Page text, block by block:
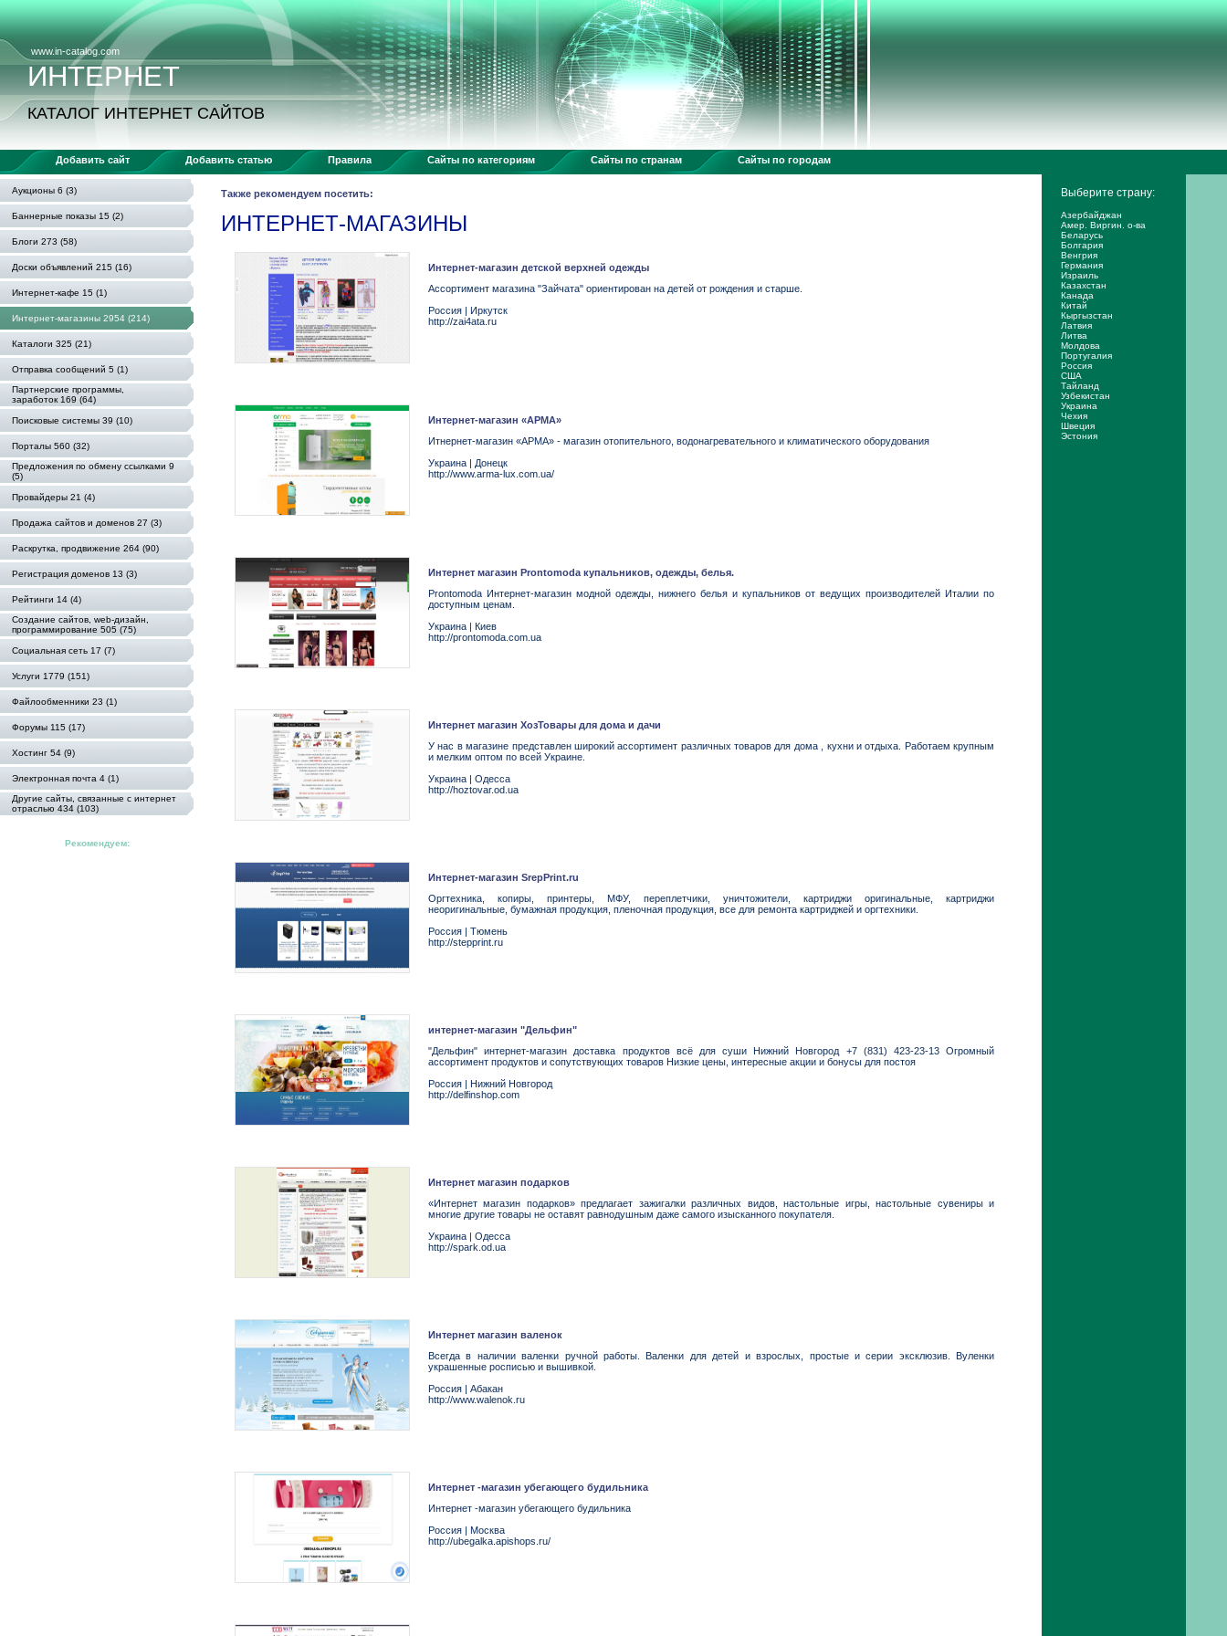
www.in-catalog.com
ИНТЕРНЕТ
КАТАЛОГ ИНТЕРНЕТ САЙТОВ
Добавить сайт Добавить статью Правила Сайты по категориям Сайты по странам Сайты по городам
Аукционы 6 (3)
Баннерные показы 15 (2)
Блоги 273 (58)
Доски объявлений 215 (16)
Интернет-кафе 15 (1)
Интернет-магазины 2954 (214)
Каталоги 325 (21)
Отправка сообщений 5 (1)
Партнерские программы,
заработок 169 (64)
Поисковые системы 39 (10)
Порталы 560 (32)
Предложения по обмену ссылками 9
(5)
Провайдеры 21 (4)
Продажа сайтов и доменов 27 (3)
Раскрутка, продвижение 264 (90)
Регистрация доменов 13 (3)
Рейтинги 14 (4)
Создание сайтов, web-дизайн,
программирование 505 (75)
Социальная сеть 17 (7)
Услуги 1779 (151)
Файлообменники 23 (1)
Форумы 115 (17)
Хостинг 54 (9)
Электронная почта 4 (1)
Другие сайты, связанные с интернет
отраслью 434 (103)
Рекомендуем:
Также рекомендуем посетить:
ИНТЕРНЕТ-МАГАЗИНЫ
Интернет-магазин детской верхней одежды
Ассортимент магазина "Зайчата" ориентирован на детей от рождения и старше.
Россия | Иркутск
http://zai4ata.ru
Интернет-магазин «АРМА»
Итнернет-магазин «АРМА» - магазин отопительного, водонагревательного и климатического оборудования
Украина | Донецк
http://www.arma-lux.com.ua/
Интернет магазин Prontomoda купальников, одежды, белья.
Prontomoda Интернет-магазин модной одежды, нижнего белья и купальников от ведущих производителей Италии по
доступным ценам.
Украина | Киев
http://prontomoda.com.ua
Интернет магазин ХозТовары для дома и дачи
У нас в магазине представлен широкий ассортимент различных товаров для дома , кухни и отдыха. Работаем крупным
и мелким оптом по всей Украине.
Украина | Одесса
http://hoztovar.od.ua
Интернет-магазин SrepPrint.ru
Оргтехника, копиры, принтеры, МФУ, переплетчики, уничтожители, картриджи оригинальные, картриджи
неоригинальные, бумажная продукция, пленочная продукция, все для ремонта картриджей и оргтехники.
Россия | Тюмень
http://stepprint.ru
интернет-магазин "Дельфин"
"Дельфин" интернет-магазин доставка продуктов всё для суши Нижний Новгород +7 (831) 423-23-13 Огромный
ассортимент продуктов и сопутствующих товаров Низкие цены, интересные акции и бонусы для постоя
Россия | Нижний Новгород
http://delfinshop.com
Интернет магазин подарков
«Интернет магазин подарков» предлагает зажигалки различных видов, настольные игры, настольные сувениры и
многие другие товары не оставят равнодушным даже самого изысканного покупателя.
Украина | Одесса
http://spark.od.ua
Интернет магазин валенок
Всегда в наличии валенки ручной работы. Валенки для детей и взрослых, простые и серии эксклюзив. Вуленки
украшенные росписью и вышивкой.
Россия | Абакан
http://www.walenok.ru
Интернет -магазин убегающего будильника
Интернет -магазин убегающего будильника
Россия | Москва
http://ubegalka.apishops.ru/
Выберите страну:
Азербайджан
Амер. Виргин. о-ва
Беларусь
Болгария
Венгрия
Германия
Израиль
Казахстан
Канада
Китай
Кыргызстан
Латвия
Литва
Молдова
Португалия
Россия
США
Тайланд
Узбекистан
Украина
Чехия
Швеция
Эстония